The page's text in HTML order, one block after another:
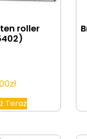
roller
zł
Teraz